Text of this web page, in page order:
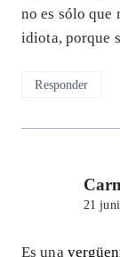
no es sólo que
idiota, porque
Responder
21
Es una